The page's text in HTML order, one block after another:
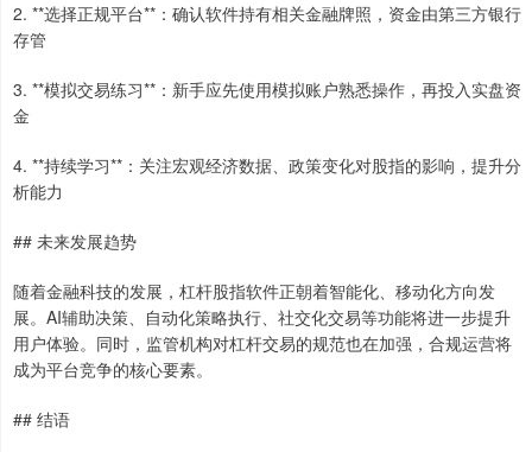
2. **选择正规平台**：确认软件持有相关金融牌照，资金由第三方银行
存管
3. **模拟交易练习**：新手应先使用模拟账户熟悉操作，再投入实盘资
金
4. **持续学习**：关注宏观经济数据、政策变化对股指的影响，提升分
析能力
## 未来发展趋势
随着金融科技的发展，杠杆股指软件正朝着智能化、移动化方向发
展。AI辅助决策、自动化策略执行、社交化交易等功能将进一步提升
用户体验。同时，监管机构对杠杆交易的规范也在加强，合规运营将
成为平台竞争的核心要素。
## 结语